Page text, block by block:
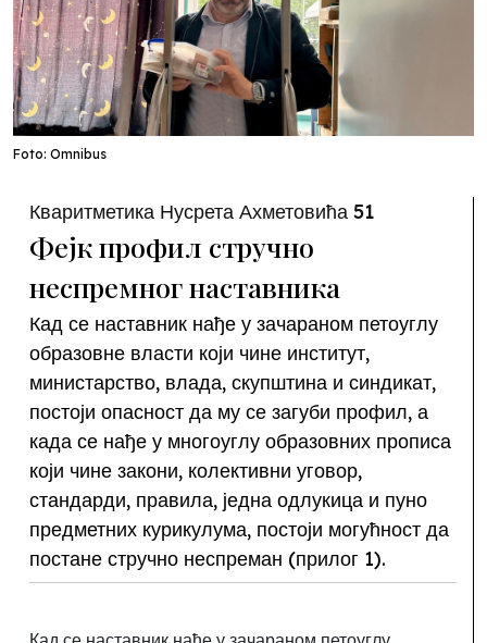
Foto: Omnibus
Кваритметика Нусрета Ахметовића 51
Фејк профил стручно
неспремног наставника
Кад се наставник нађе у зачараном петоуглу
образовне власти који чине институт,
министарство, влада, скупштина и синдикат,
постоји опасност да му се загуби профил, а
када се нађе у многоуглу образовних прописа
који чине закони, колективни уговор,
стандарди, правила, једна одлукица и пуно
предметних курикулума, постоји могућност да
постане стручно неспреман (прилог 1).